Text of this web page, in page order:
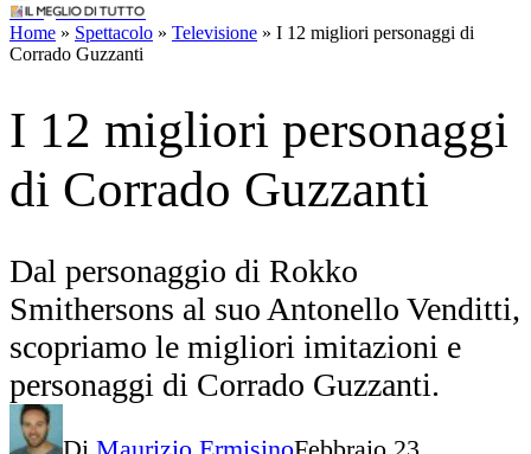
IlMeglioDiTutto.it
Home » Spettacolo » Televisione » I 12 migliori personaggi di
Corrado Guzzanti
Dal personaggio di Rokko
Smithersons al suo Antonello Venditti,
personaggi di Corrado Guzzanti.
Maurizio Ermisino
2022Aggiornato:Giugno 20, 2022
Facebook WhatsApp Pinterest Telegram